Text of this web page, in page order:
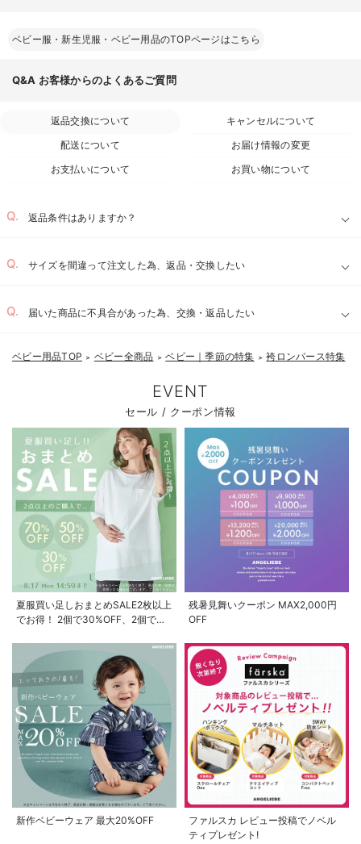
ベビー服・新生児服・ベビー用品のTOPページはこちら
Q&A お客様からのよくあるご質問
返品交換について
キャンセルについて
配送について
お届け情報の変更
お支払いについて
お買い物について
返品条件はありますか？
サイズを間違って注文した為、返品・交換したい
届いた商品に不具合があった為、交換・返品したい
お気に入り商品を確認する
ベビー用品TOP ＞ ベビー全商品 ＞ ベビー｜季節の特集 ＞ 袴ロンパース特集
EVENT
セール / クーポン情報
夏服買い足しおまとめSALE2枚以上
でお得！ 2個で30%OFF、2個で
残暑見舞いクーポン MAX2,000円
OFF
新作ベビーウェア 最大20%OFF
ファルスカ レビュー投稿でノベル
ティプレゼント!